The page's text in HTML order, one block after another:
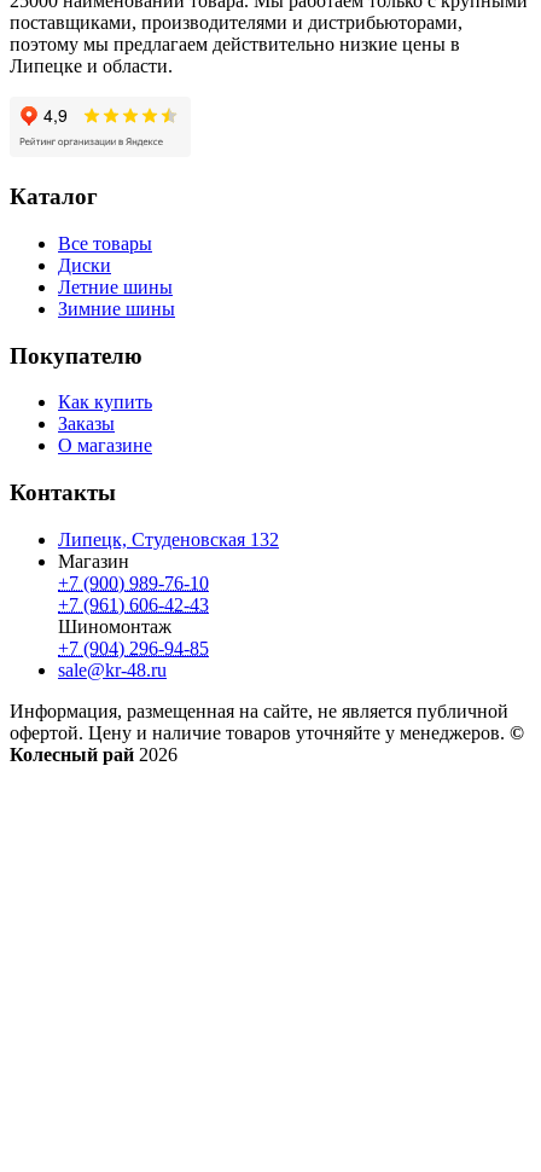
поставщиками, производителями и дистрибьюторами,
поэтому мы предлагаем действительно низкие цены в
Липецке и области.
Каталог
Все товары
Диски
Летние шины
Зимние шины
Покупателю
Как купить
Заказы
О магазине
Контакты
Липецк, Студеновская 132
Магазин
+7 (900) 989-76-10
+7 (961) 606-42-43
Шиномонтаж
+7 (904) 296-94-85
sale@kr-48.ru
Информация, размещенная на сайте, не является публичной
офертой. Цену и наличие товаров уточняйте у менеджеров. ©
Колесный рай 2026